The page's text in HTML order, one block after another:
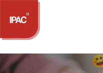
Aller
contenu